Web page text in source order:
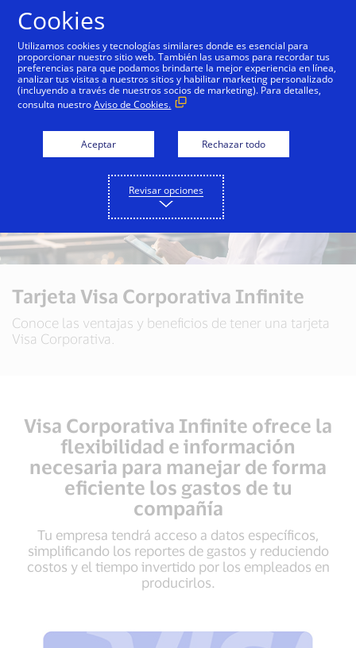
Tarjeta Visa Corporativa Infinite
Conoce las ventajas y beneficios de tener una tarjeta
Visa Corporativa.
Visa Corporativa Infinite ofrece la
flexibilidad e información
necesaria para manejar de forma
eficiente los gastos de tu
compañía
Tu empresa tendrá acceso a datos específicos,
simplificando los reportes de gastos y reduciendo
costos y el tiempo invertido por los empleados en
producirlos.
Cookies
Utilizamos cookies y tecnologías similares donde es esencial para
proporcionar nuestro sitio web. También las usamos para recordar tus
preferencias para que podamos brindarte la mejor experiencia en línea,
analizar tus visitas a nuestros sitios y habilitar marketing personalizado
(incluyendo a través de nuestros socios de marketing). Para detalles,
consulta nuestroAviso de Cookies.
Aceptar Rechazar todo
Revisar opciones